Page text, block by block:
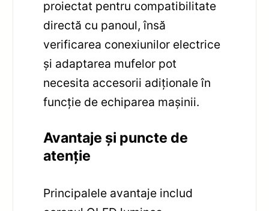
proiectat pentru compatibilitate
directă cu panoul, însă
verificarea conexiunilor electrice
și adaptarea mufelor pot
necesita accesorii adiționale în
funcție de echiparea mașinii.
Avantaje și puncte de
atenție
Principalele avantaje includ